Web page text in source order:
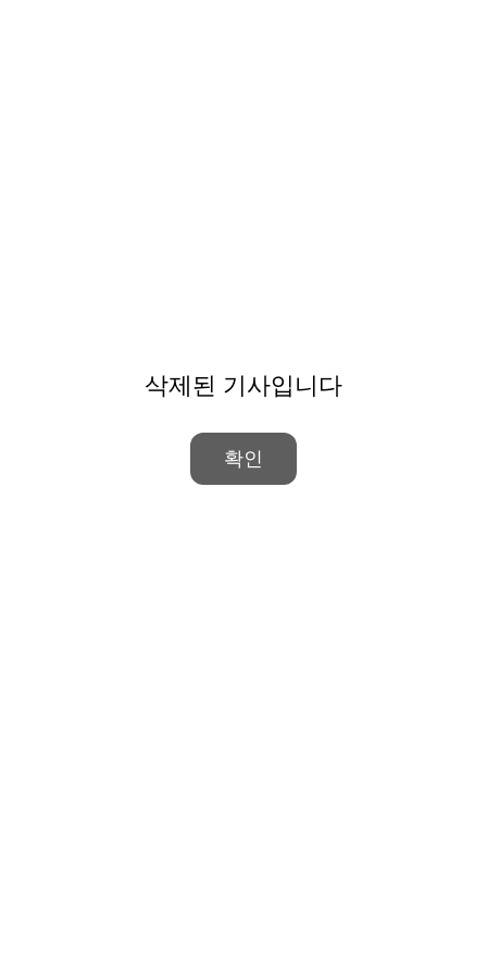
삭제된 기사입니다
확인